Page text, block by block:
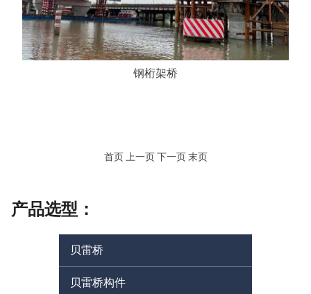
钢桁架桥
首页 上一页 下一页 末页
产品选型：
贝雷桥
贝雷桥构件